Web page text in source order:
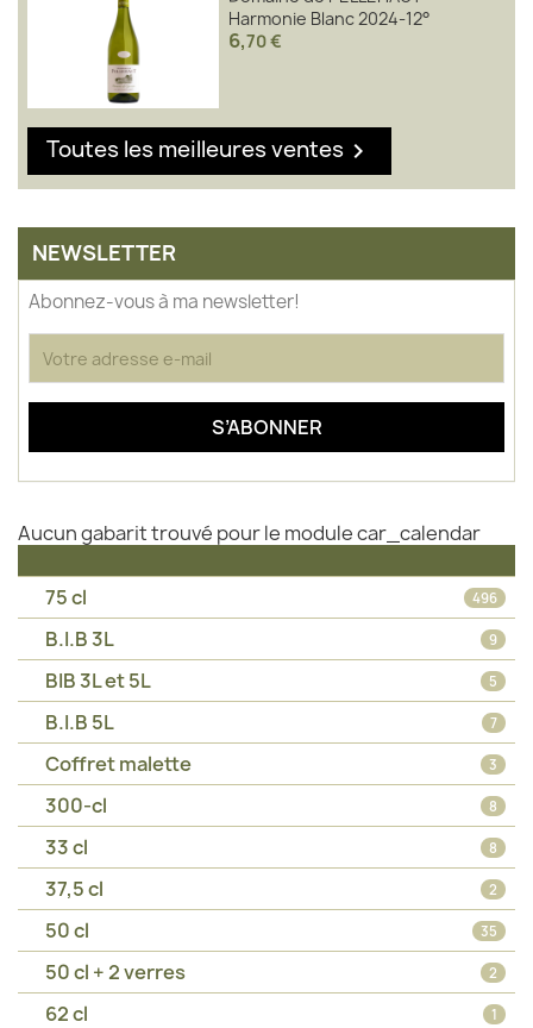
Harmonie Blanc 2024-12°
6,70 €
Toutes les meilleures ventes 
NEWSLETTER
Abonnez-vous à ma newsletter!
Aucun gabarit trouvé pour le module car_calendar
75 cl 496
B.I.B 3L 9
BIB 3L et 5L 5
B.I.B 5L 7
Coffret malette 3
300-cl 8
33 cl 8
37,5 cl 2
50 cl 35
50 cl + 2 verres 2
62 cl 1